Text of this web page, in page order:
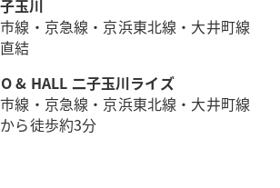
玉川
線・京急線・京浜東北線・大井町線
結
& HALL 二子玉川ライズ
線・京急線・京浜東北線・大井町線
ら徒歩約3分